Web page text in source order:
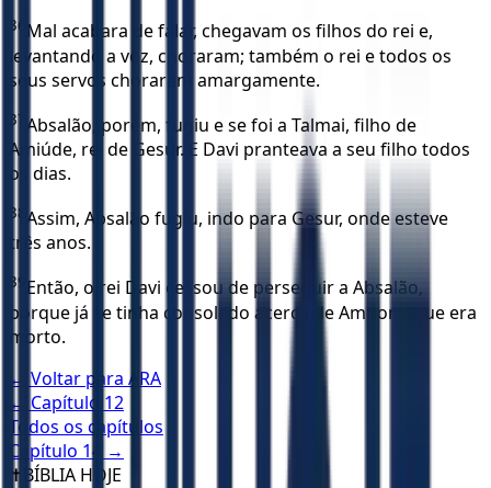
36 Mal acabara de falar, chegavam os filhos do rei e,
levantando a voz, choraram; também o rei e todos os
seus servos choraram amargamente.
37 Absalão, porém, fugiu e se foi a Talmai, filho de
Amiúde, rei de Gesur. E Davi pranteava a seu filho todos
os dias.
38 Assim, Absalão fugiu, indo para Gesur, onde esteve
três anos.
39 Então, o rei Davi cessou de perseguir a Absalão,
porque já se tinha consolado acerca de Amnom, que era
morto.
← Voltar para ARA
← Capítulo 12
Todos os capítulos
Capítulo 14
→
✝️ BÍBLIA HOJE